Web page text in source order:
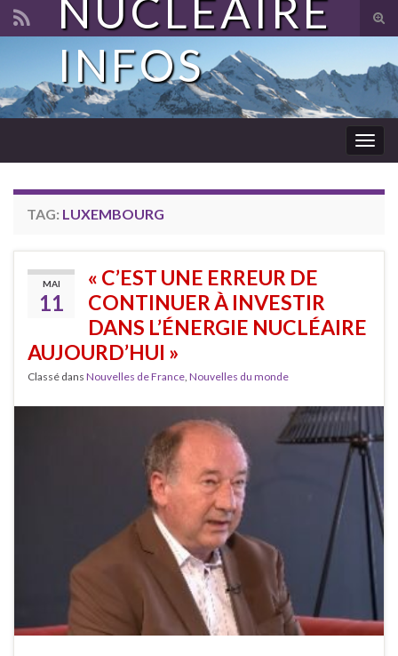
Search for:
NUCLÉAIRE
INFOS
TAG: LUXEMBOURG
MAI
11
« C’EST UNE ERREUR DE
CONTINUER À INVESTIR
DANS L’ÉNERGIE NUCLÉAIRE
AUJOURD’HUI »
Classé dans Nouvelles de France, Nouvelles du monde